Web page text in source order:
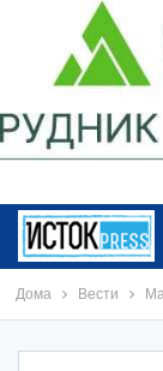
Дома Вести